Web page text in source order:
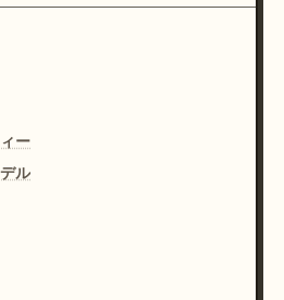
ー
ル